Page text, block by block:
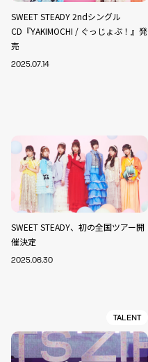
SWEET STEADY 2ndシングル
CD『YAKIMOCHI / ぐっじょぶ！』発
売
2025.07.14
SWEET STEADY、初の全国ツアー開
催決定
2025.06.30
TALENT